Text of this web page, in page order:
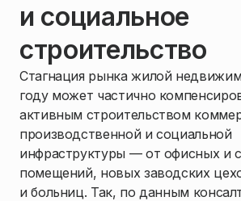
и социальное
строительство
Стагнация рынка жилой
году может частично
активным строительством
производственной и социальной
инфраструктуры — от офисных и
помещений, новых заводских
и больниц. Так, по данным